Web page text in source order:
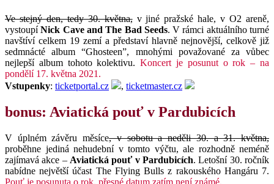
Ve stejný den, tedy 30. května,v jiné pražské hale, v O2 areně,
vystoupíNick Cave and The Bad Seeds. V rámci aktuálního turné
navštíví celkem 19 zemí a představí hlavně nejnovější, celkově již
sedmnácté album “Ghosteen”, mnohými považované za vůbec
nejlepší album tohoto kolektivu.Koncert je posunut o rok – na
pondělí 17. května 2021.
Vstupenky: ticketportal.cz , ticketmaster.cz
bonus: Aviatická pouť v Pardubicích
V úplném závěru měsíce, v sobotu a neděli 30. a 31. května,
proběhne jediná nehudební v tomto výčtu, ale rozhodně neméně
zajímavá akce – Aviatická pouť v Pardubicích. Letošní 30. ročník
nabídne největší účast The Flying Bulls z rakouského Hangáru 7.